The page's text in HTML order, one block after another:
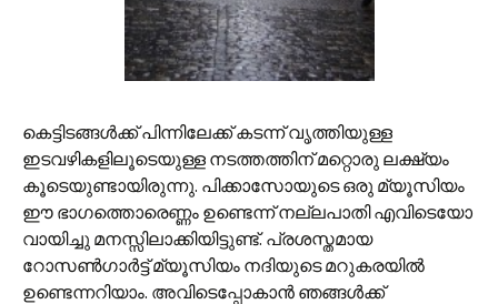
കെട്ടിടങ്ങള്‍ക്ക് പിന്നിലേക്ക് കടന്ന് വൃത്തിയുള്ള
ഇടവഴികളിലൂടെയുള്ള നടത്തത്തിന് മറ്റൊരു ലക്ഷ്യം
കൂടെയുണ്ടായിരുന്നു. പിക്കാ‍സോയുടെ ഒരു മ്യൂസിയം
ഈ ഭാഗത്തൊരെണ്ണം ഉണ്ടെന്ന് നല്ലപാതി എവിടെയോ
വായിച്ചു മനസ്സിലാക്കിയിട്ടുണ്ട്. പ്രശസ്തമായ
റോസണ്‍ഗാര്‍ട്ട് മ്യൂസിയം നദിയുടെ മറുകരയില്‍
ഉണ്ടെന്നറിയാം. അവിടെപ്പോകാന്‍ ഞങ്ങള്‍ക്ക്